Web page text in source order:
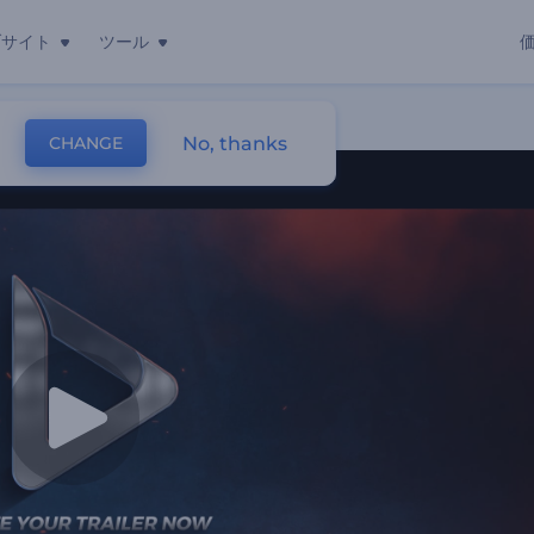
イト ツール
CHANGE No, thanks